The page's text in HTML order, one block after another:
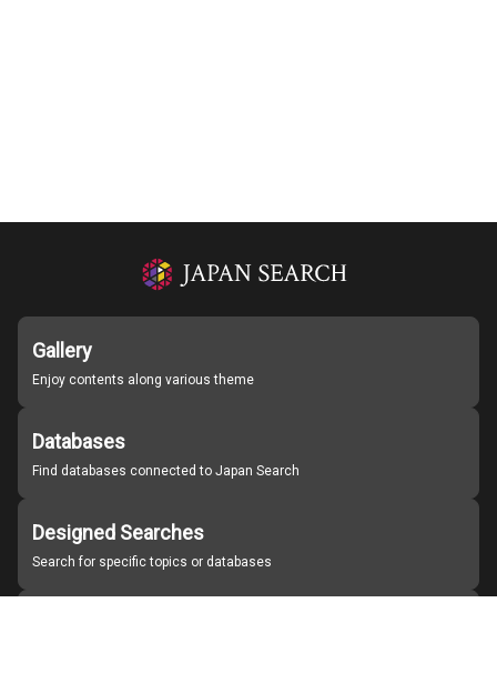
Gallery
Enjoy contents along various theme
Databases
Find databases connected to Japan Search
Designed Searches
Search for specific topics or databases